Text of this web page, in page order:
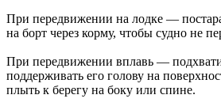
07.08.2026 | 18:24
В Самарской области продлили
07.08.2026 | 18:22
Вячеслав Федорищев впервые вручил
развитие Самарской области"
При передвижении на лодке —
на борт через корму, чтобы судно не
При передвижении вплавь —
поддерживать его голову на
плыть к берегу на боку или спине.